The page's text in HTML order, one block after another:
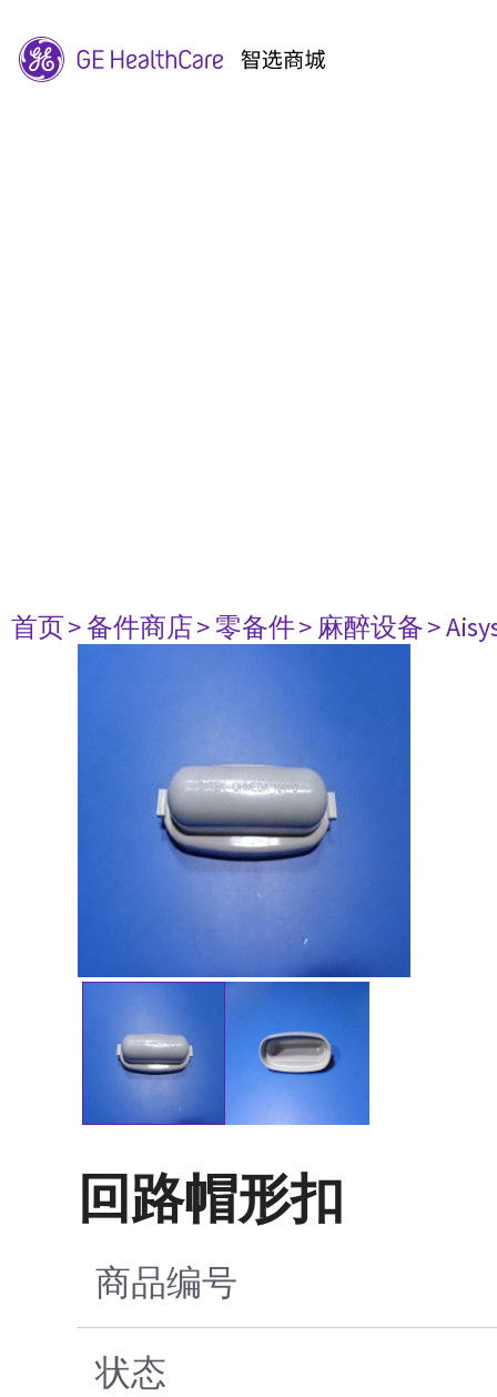
首页> 备件商店> 零备件> 麻醉设备>
回路帽形扣
商品编号
状态